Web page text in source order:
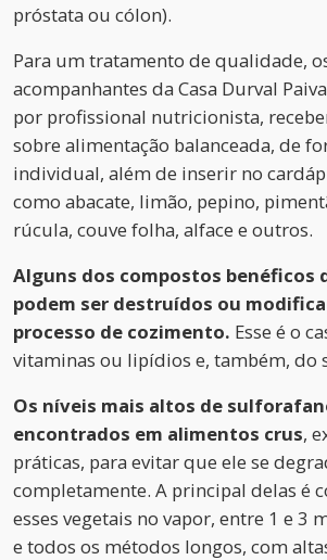
próstata ou cólon).
Para um tratamento de qualidade,
acompanhantes da Casa Durval
por profissional nutricionista,
sobre alimentação balanceada, de
individual, além de inserir no
como abacate, limão, pepino,
rúcula, couve folha, alface e outros.
Alguns dos compostos benéficos
podem ser destruídos ou
processo de cozimento. Esse é o
vitaminas ou lipídios e, também, do
Os níveis mais altos de
encontrados em alimentos crus,
práticas, para evitar que ele se
completamente. A principal delas é
esses vegetais no vapor, entre 1 e 3
e todos os métodos longos, com